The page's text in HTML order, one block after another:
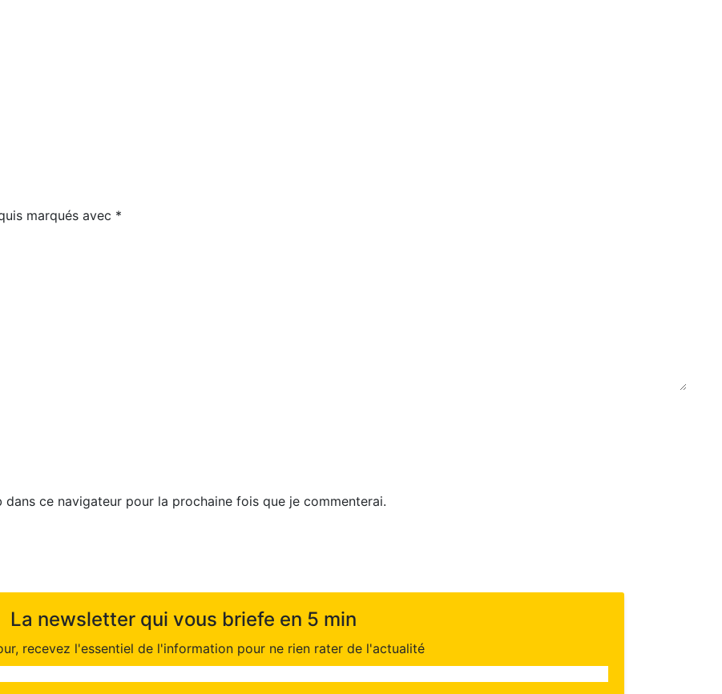
marqués avec *
ce navigateur pour la prochaine fois que je commenterai.
La newsletter qui vous briefe en 5 min
recevez l'essentiel de l'information pour ne rien rater de l'actualité